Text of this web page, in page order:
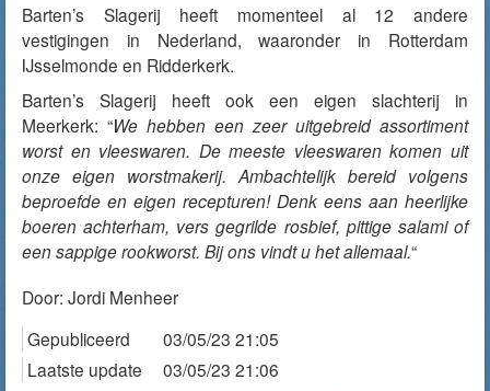
Barten’s Slagerij heeft momenteel al 12 andere
vestigingen in Nederland, waaronder in Rotterdam
IJsselmonde en Ridderkerk.
Barten’s Slagerij heeft ook een eigen slachterij in
Meerkerk: “We hebben een zeer uitgebreid assortiment
worst en vleeswaren. De meeste vleeswaren komen uit
onze eigen worstmakerij. Ambachtelijk bereid volgens
beproefde en eigen recepturen! Denk eens aan heerlijke
boeren achterham, vers gegrilde rosbief, pittige salami of
een sappige rookworst. Bij ons vindt u het allemaal.“
Door: Jordi Menheer
Gepubliceerd
03/05/23 21:05
Laatste update
03/05/23 21:06